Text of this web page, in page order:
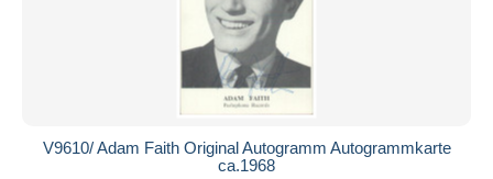
V9610/ Adam Faith Original Autogramm Autogrammkarte
ca.1968